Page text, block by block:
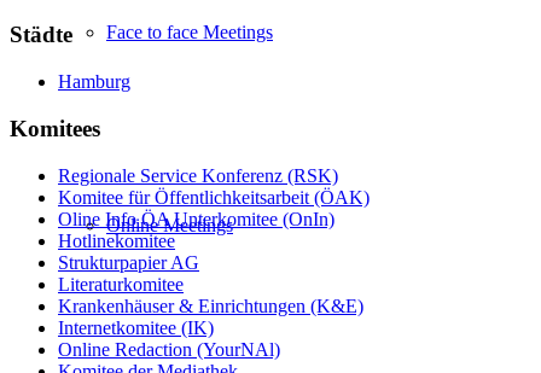
Face to face Meetings
Online Meetings
Städte
Hamburg
Komitees
Regionale Service Konferenz (RSK)
Komitee für Öffentlichkeitsarbeit (ÖAK)
Oline Info ÖA Unterkomitee (OnIn)
Hotlinekomitee
Strukturpapier AG
Literaturkomitee
Krankenhäuser & Einrichtungen (K&E)
Internetkomitee (IK)
Online Redaction (YourNAl)